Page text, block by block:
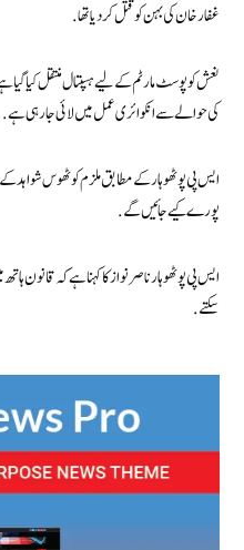
غفار خان کی بہن کو قتل کر دیا تھا.
نعش کو پوسٹ مارٹم کے لیے ہسپتال منتقل کیا گیا
کی حوالے سے انکوائری عمل میں لائی جارہی ہے.
ایس پی پوٹھوہار کے مطابق ملزم کو ٹھوس
پورے کیے جائیں گے.
ایس پی پوٹھوہار ناصر نواز کا کہنا ہے کہ قانون
سکتے.